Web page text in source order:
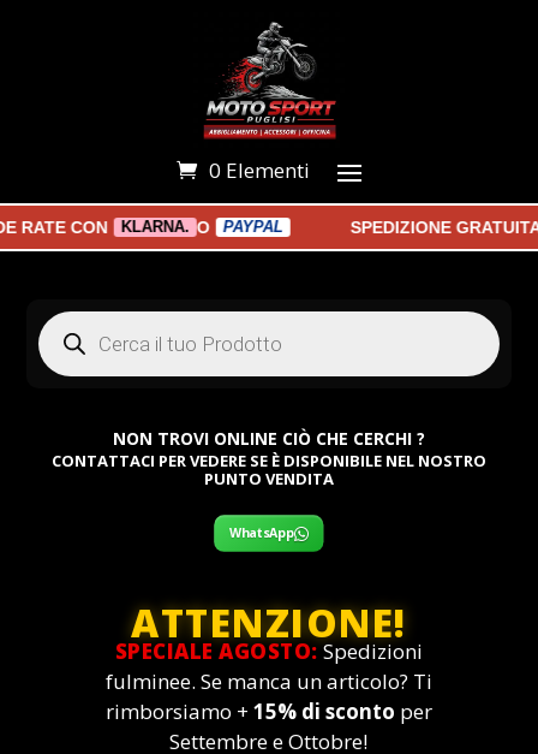
0 Elementi
CON KLARNA. O PAYPAL SPEDIZIONE
Products
search
NON TROVI ONLINE CIÒ CHE CERCHI ?
CONTATTACI PER VEDERE SE È DISPONIBILE NEL NOSTRO
PUNTO VENDITA
WhatsApp
ATTENZIONE!
SPECIALE AGOSTO: Spedizioni
fulminee. Se manca un articolo? Ti
rimborsiamo + 15% di sconto per
Settembre e Ottobre!